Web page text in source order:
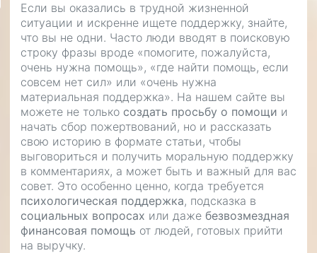
Если вы оказались в трудной жизненной
ситуации и искренне ищете поддержку, знайте,
что вы не одни. Часто люди вводят в поисковую
строку фразы вроде «помогите, пожалуйста,
очень нужна помощь», «где найти помощь, если
совсем нет сил» или «очень нужна
материальная поддержка». На нашем сайте вы
можете не только создать просьбу о помощи и
начать сбор пожертвований, но и рассказать
свою историю в формате статьи, чтобы
выговориться и получить моральную поддержку
в комментариях, а может быть и важный для вас
совет. Это особенно ценно, когда требуется
психологическая поддержка, подсказка в
социальных вопросах или даже безвозмездная
финансовая помощь от людей, готовых прийти
на выручку.